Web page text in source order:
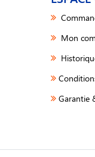
Mon
Garantie